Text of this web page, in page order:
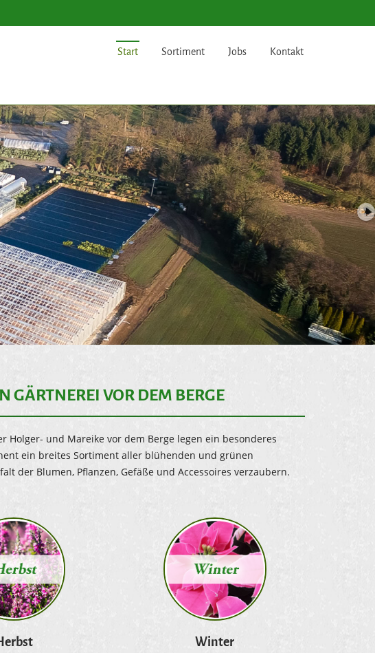
Start Sortiment Jobs Kontakt
VOR DEM BERGE
und Mareike vor dem Berge legen ein besonderes
ein breites Sortiment aller blühenden und grünen
der Blumen, Pflanzen, Gefäße und Accessoires verzaubern.
Winter